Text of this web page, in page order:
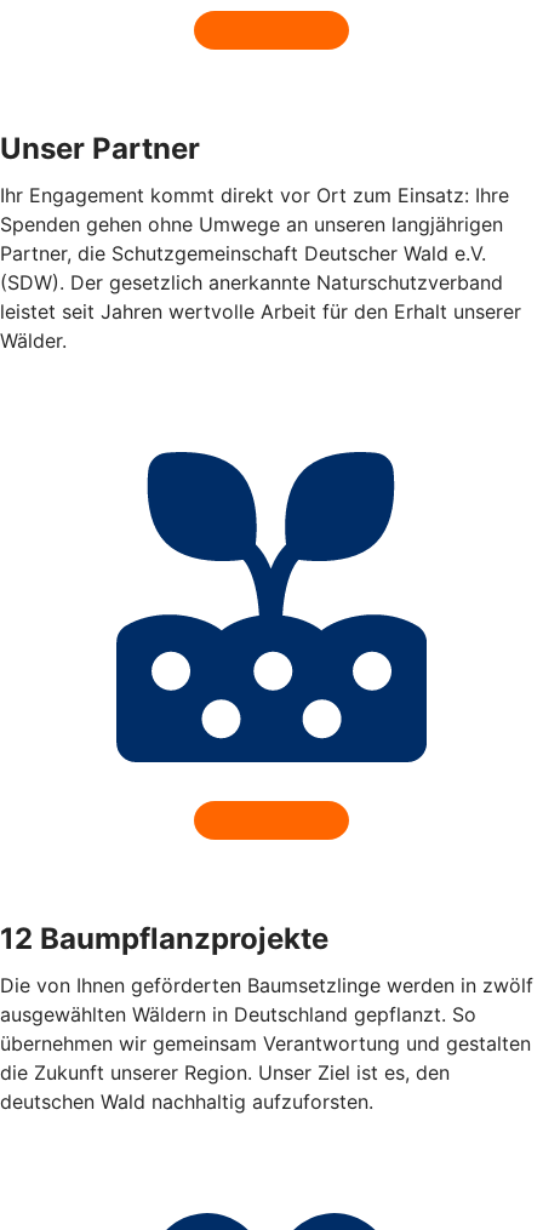
Unser Partner
Ihr Engagement kommt direkt vor Ort zum Einsatz: Ihre
Spenden gehen ohne Umwege an unseren langjährigen
Partner, die Schutzgemeinschaft Deutscher Wald e.V.
(SDW). Der gesetzlich anerkannte Naturschutzverband
leistet seit Jahren wertvolle Arbeit für den Erhalt unserer
Wälder.
12 Baumpflanzprojekte
Die von Ihnen geförderten Baumsetzlinge werden in zwölf
ausgewählten Wäldern in Deutschland gepflanzt. So
übernehmen wir gemeinsam Verantwortung und gestalten
die Zukunft unserer Region. Unser Ziel ist es, den
deutschen Wald nachhaltig aufzuforsten.